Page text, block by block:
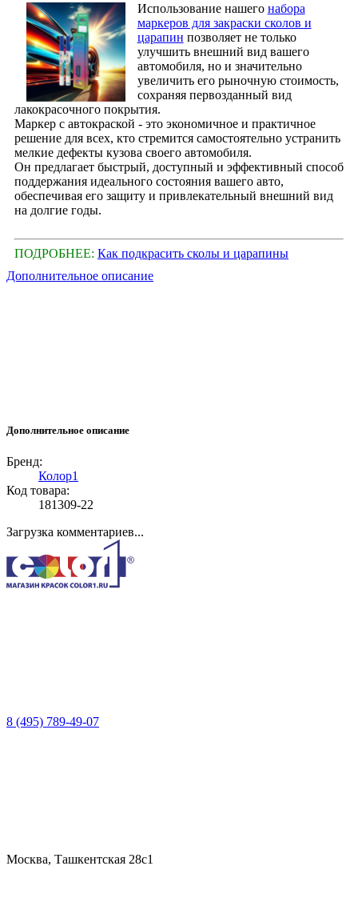
Использование нашего набора
маркеров для закраски сколов и
царапин позволяет не только
улучшить внешний вид вашего
автомобиля, но и значительно
увеличить его рыночную стоимость,
сохраняя первозданный вид
лакокрасочного покрытия.
Маркер с автокраской - это экономичное и практичное
решение для всех, кто стремится самостоятельно устранить
мелкие дефекты кузова своего автомобиля.
Он предлагает быстрый, доступный и эффективный способ
поддержания идеального состояния вашего авто,
обеспечивая его защиту и привлекательный внешний вид
на долгие годы.
ПОДРОБНЕЕ: Как подкрасить сколы и царапины
Дополнительное описание
Дополнительное описание
Бренд:
Колор1
Код товара:
181309-22
Загрузка комментариев...
8 (495) 789-49-07
Москва, Ташкентская 28с1